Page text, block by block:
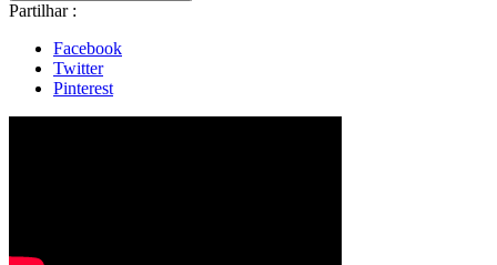
Partilhar :
Facebook
Twitter
Pinterest